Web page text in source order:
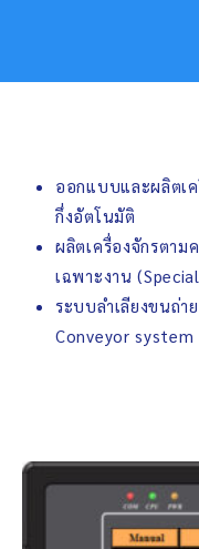
ออกแบบและผลิตเ
กึ่งอัตโนมัติ
ผลิตเครื่องจักรตาม
เฉพาะงาน
ระบบลำเลียงขนถ่
Conveyor